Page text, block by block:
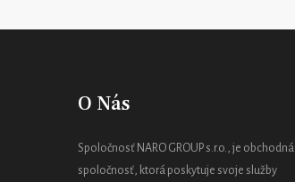
O Nás
Spoločnosť NARO GROUP s.r.o., je obchodná
spoločnosť, ktorá poskytuje svoje služby